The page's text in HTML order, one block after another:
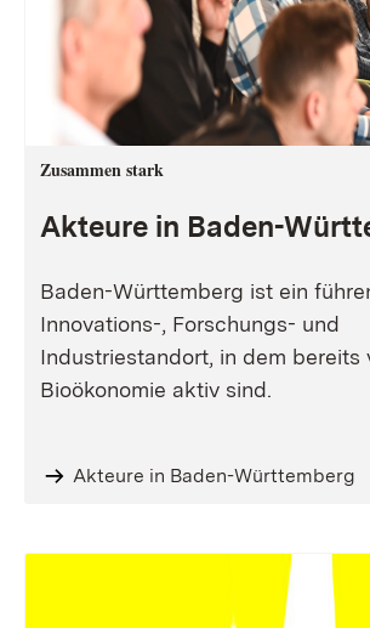
Zusammen stark
Akteure in Baden-
Baden-Württemberg ist ein
Innovations-, Forschungs- und
Industriestandort, in dem bereits
Bioökonomie aktiv sind.
Akteure in Baden-Württemberg